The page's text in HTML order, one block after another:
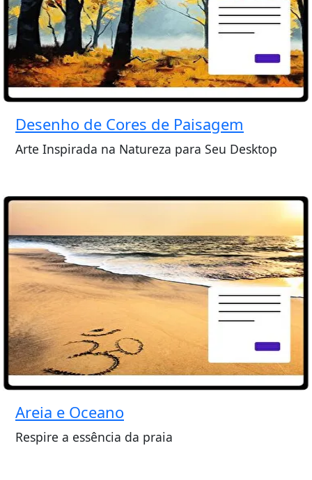
Desenho de Cores de Paisagem
Arte Inspirada na Natureza para Seu Desktop
Areia e Oceano
Respire a essência da praia